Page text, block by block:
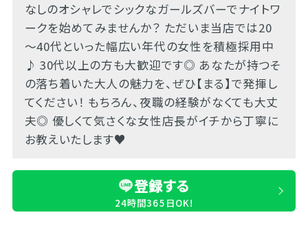
なしのオシャレでシックなガールズバーでナイトワ
ークを始めてみませんか？ ただいま当店では20
～40代といった幅広い年代の女性を積極採用中
♪ 30代以上の方も大歓迎です◎ あなたが持つそ
の落ち着いた大人の魅力を、ぜひ【まる】で発揮し
てください！ もちろん、夜職の経験がなくても大丈
夫◎ 優しくて気さくな女性店長がイチから丁寧に
お教えいたします♥
登録する
24時間365日OK!